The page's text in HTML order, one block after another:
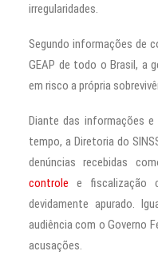
irregularidades.
Segundo informações de
GEAP de todo o Brasil, a
em risco a própria
Diante das informações
tempo, a Diretoria do
denúncias recebidas
controle e fiscalização
devidamente apurado.
audiência com o Governo
acusações.